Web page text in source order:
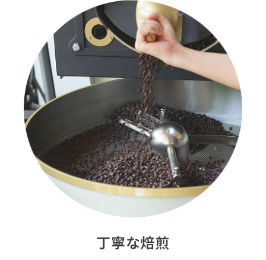
丁寧な焙煎